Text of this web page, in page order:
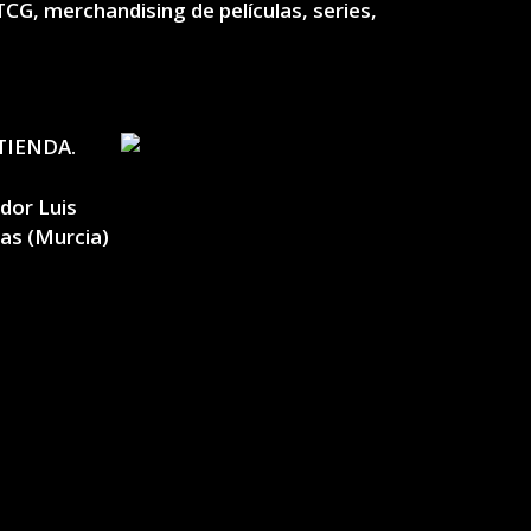
merchandising de películas, series,
Luis
(Murcia)